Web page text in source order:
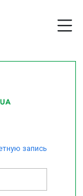
запись